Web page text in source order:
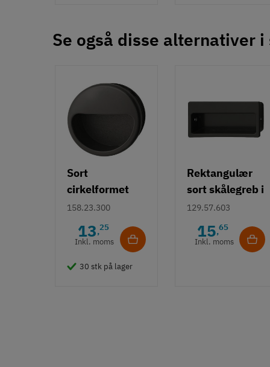
Se også disse alternativer
Sort
cirkelformet
skålegreb i
kunststof Ø55
mm
158.23.300
13,25
Inkl. moms
30 stk på lager
Rektangulær
sort skålegreb i
kunststof
129.57.603
15,65
Inkl. moms